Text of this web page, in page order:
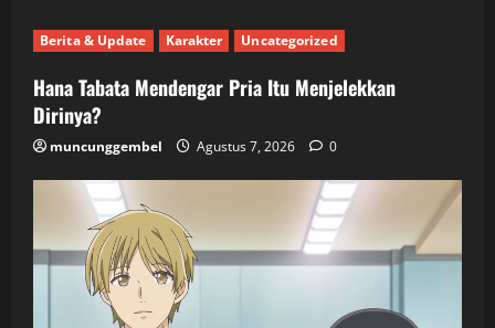
Berita & Update Karakter Uncategorized
Hana Tabata Mendengar Pria Itu Menjelekkan
Dirinya?
muncunggembel Agustus 7, 2026 0